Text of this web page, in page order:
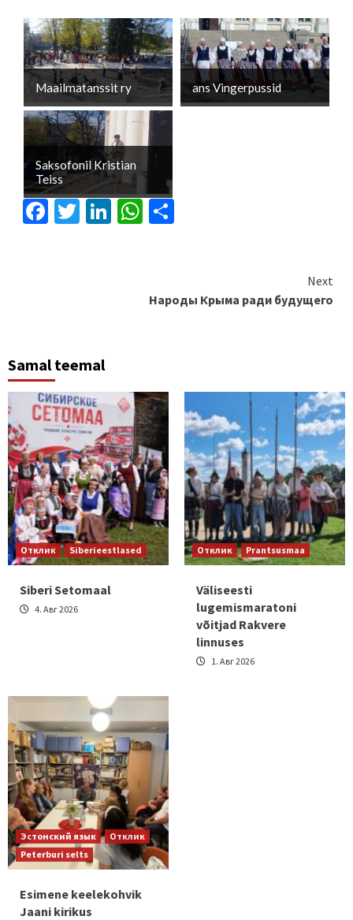
Maailmatanssit ry ans Vingerpussid
Saksofonil Kristian
Teiss
Facebook
Twitter
LinkedIn
WhatsApp
Next
Народы Крыма ради будущего
Samal teemal
Отклик Siberieestlased
Siberi Setomaal
4. Авг 2026
Отклик Prantsusmaa
Väliseesti
lugemismaratoni
võitjad Rakvere
linnuses
1. Авг 2026
Эстонский язык
Отклик
Peterburi selts
Esimene keelekohvik
Jaani kirikus